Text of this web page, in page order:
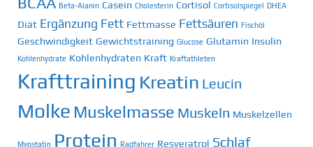
Beta-Alanin Casein Cholesterin Cortisol Cortisolspiegel DHEA
Diät Ergänzung Fett Fettmasse Fettsäuren Fischöl
Geschwindigkeit Gewichtstraining Glucose Glutamin Insulin
Kohlenhydrate Kohlenhydraten Kraft Kraftathleten
Krafttraining Kreatin Leucin
Molke Muskelmasse Muskeln Muskelzellen
Myostatin Protein Radfahrer Resveratrol Schlaf